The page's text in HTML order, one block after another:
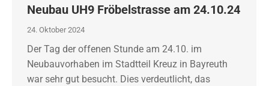
Neubau UH9 Fröbelstrasse am 24.10.24
24. Oktober 2024
Der Tag der offenen Stunde am 24.10. im
Neubauvorhaben im Stadtteil Kreuz in Bayreuth
war sehr gut besucht. Dies verdeutlicht, das